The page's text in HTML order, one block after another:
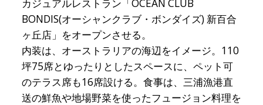
カジュアルレストラン「OCEAN CLUB
BONDIS(オーシャンクラブ・ボンダイズ) 新百合
ヶ丘店」をオープンさせる。
内装は、オーストラリアの海辺をイメージ。110
坪75席とゆったりとしたスペースに、ペット可
のテラス席も16席設ける。食事は、三浦漁港直
送の鮮魚や地場野菜を使ったフュージョン料理を